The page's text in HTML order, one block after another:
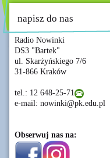
napisz do nas
Radio Nowinki
DS3 "Bartek"
ul. Skarżyńskiego 7/6
31-866 Kraków
tel.: 12 648-25-71
e-mail: nowinki@pk.edu.pl
Obserwuj nas na: